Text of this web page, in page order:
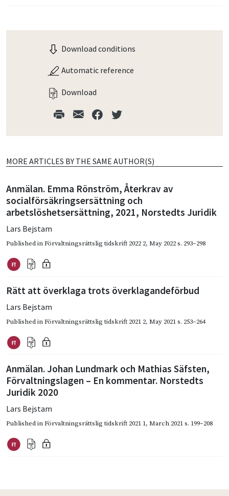
Download conditions
Automatic reference
Download
MORE ARTICLES BY THE SAME AUTHOR(S)
Anmälan. Emma Rönström, Återkrav av
socialförsäkringsersättning och
arbetslöshetsersättning, 2021, Norstedts Juridik
Lars Bejstam
Published inFörvaltningsrättslig tidskrift 2022 2, May 2022s. 293–298
Rätt att överklaga trots överklagandeförbud
Lars Bejstam
Published inFörvaltningsrättslig tidskrift 2021 2, May 2021s. 253–264
Anmälan. Johan Lundmark och Mathias Säfsten,
Förvaltningslagen – En kommentar. Norstedts
Juridik 2020
Lars Bejstam
Published inFörvaltningsrättslig tidskrift 2021 1, March 2021s. 199–208